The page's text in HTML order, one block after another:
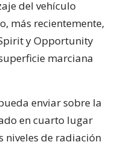
del vehículo
más recientemente,
y Opportunity
marciana
enviar sobre la
en cuarto lugar
niveles de radiación